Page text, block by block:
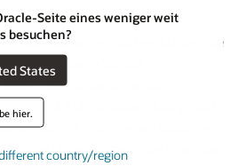
Seite eines weniger weit
besuchen?
United States
hier.
country/region
und verkürzen Sie
verbessern Sie die
Sie Markentreue auf,
und Auftragsabwicklung und
mit integrierten Lösungen
wie Unternehmen wie Ihres die